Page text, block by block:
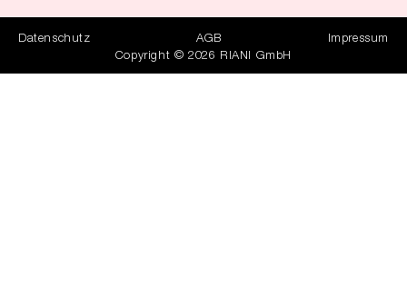
Datenschutz AGB
Impressum
Copyright © 2026 RIANI GmbH